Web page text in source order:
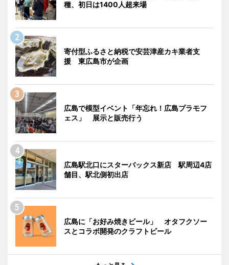
種、初日は1400人超来場
寄付型ふるさと納税で安芸津産カキ業者支
援 東広島市が企画
広島で模型イベント「年忘れ！広島プラモフ
ェス」 展示と販売行う
広島駅北口にスターバックス新店 駅周辺4店
舗目、駅北側初出店
広島に「お好み焼きビール」 オタフクソー
スとコラボ開発のクラフトビール